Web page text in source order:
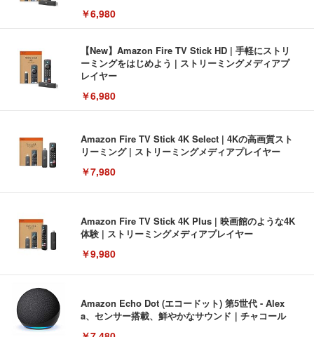
￥6,980
【New】Amazon Fire TV Stick HD | 手軽にストリ
ーミングをはじめよう | ストリーミングメディアプ
レイヤー
￥6,980
Amazon Fire TV Stick 4K Select | 4Kの高画質スト
リーミング | ストリーミングメディアプレイヤー
￥7,980
Amazon Fire TV Stick 4K Plus | 映画館のような4K
体験 | ストリーミングメディアプレイヤー
￥9,980
Amazon Echo Dot (エコードット) 第5世代 - Alex
a、センサー搭載、鮮やかなサウンド｜チャコール